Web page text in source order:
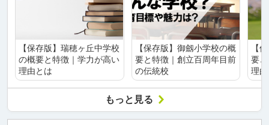
【保存版】瑞穂ヶ丘中学校
の概要と特徴｜学力が高い
理由とは
【保存版】御劔小学校の概
要と特徴｜創立百周年目前
の伝統校
【
要
理
もっと見る